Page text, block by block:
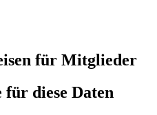
für Mitglieder
diese Daten